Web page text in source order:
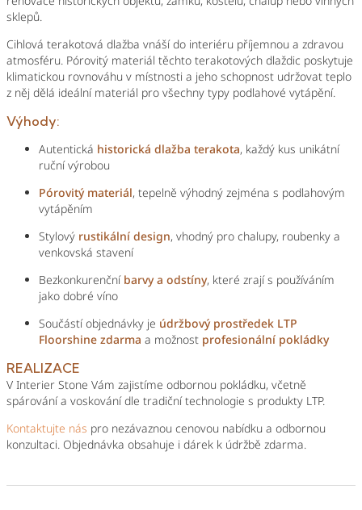
sklepů.
Cihlová terakotová dlažba vnáší do interiéru příjemnou a zdravou
atmosféru. Pórovitý materiál těchto terakotových dlaždic poskytuje
klimatickou rovnováhu v místnosti a jeho schopnost udržovat teplo
z něj dělá ideální materiál pro všechny typy podlahové vytápění.
Výhody:
Autentická historická dlažba terakota, každý kus unikátní
ruční výrobou
Pórovitý materiál, tepelně výhodný zejména s podlahovým
vytápěním
Stylový rustikální design, vhodný pro chalupy, roubenky a
venkovská stavení
Bezkonkurenční barvy a odstíny, které zrají s používáním
jako dobré víno
Součástí objednávky je údržbový prostředek LTP
Floorshine zdarma a možnost profesionální pokládky
REALIZACE
V Interier Stone Vám zajistíme odbornou pokládku, včetně
spárování a voskování dle tradiční technologie s produkty LTP.
Kontaktujte nás pro nezávaznou cenovou nabídku a odbornou
konzultaci. Objednávka obsahuje i dárek k údržbě zdarma.